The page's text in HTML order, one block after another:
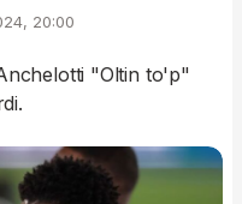
20:00
"Oltin to'p"